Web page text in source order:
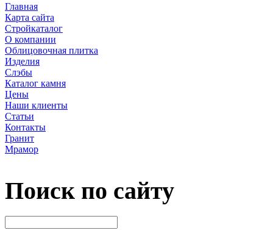
Главная
Карта сайта
Стройкаталог
О компании
Облицовочная плитка
Изделия
Слэбы
Каталог камня
Цены
Наши клиенты
Статьи
Контакты
Гранит
Мрамор
Поиск по сайту